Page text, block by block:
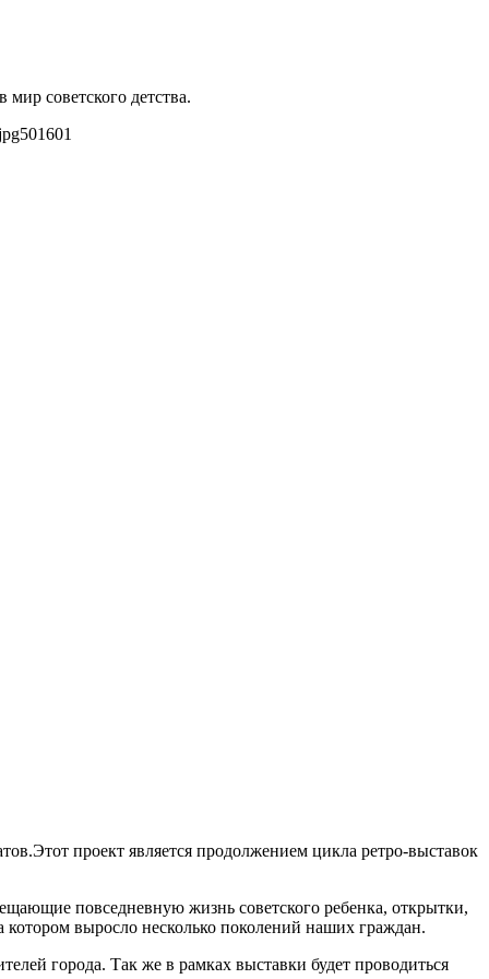
советского детства.
501601
проект является продолжением цикла ретро-выставок
повседневную жизнь советского ребенка, открытки,
выросло несколько поколений наших граждан.
города. Так же в рамках выставки будет проводиться